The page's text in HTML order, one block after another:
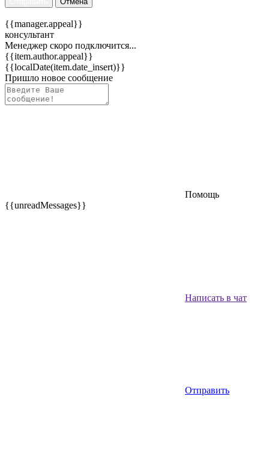
{{manager.appeal}}
консультант
Менеджер скоро подключится...
{{item.author.appeal}}
{{localDate(item.date_insert)}}
Пришло новое сообщение
Помощь
{{unreadMessages}}
Написать в чат
Отправить